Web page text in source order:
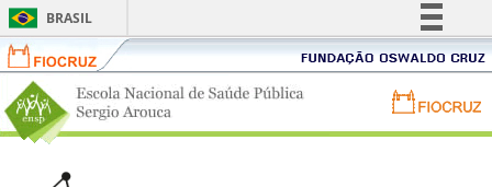
BRASIL
Simplifique!
Fiocruz
Fundação
Oswaldo
Cruz
Portal
ENSP
Portal
FIOCRUZ